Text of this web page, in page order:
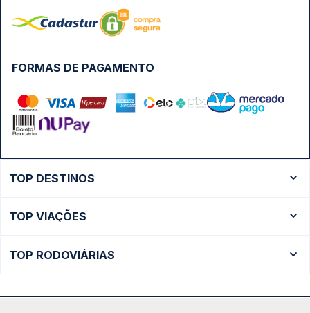
FORMAS DE PAGAMENTO
TOP DESTINOS
Ônibus São Paulo
TOP VIAÇÕES
TOP RODOVIÁRIAS